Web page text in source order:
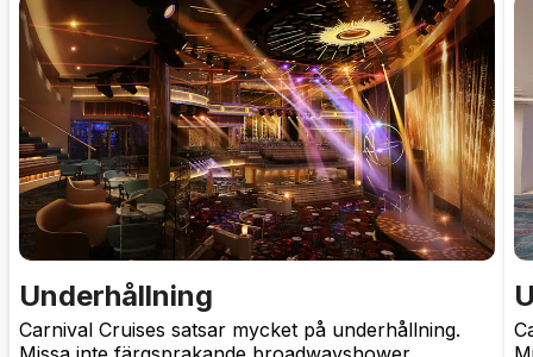
Underhållning
Carnival Cruises satsar mycket på underhållning.